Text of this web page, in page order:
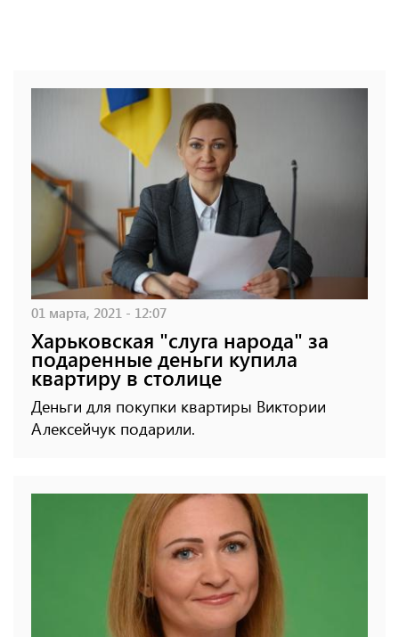
01 марта, 2021 - 12:07
Харьковская "слуга народа" за
подаренные деньги купила
квартиру в столице
Деньги для покупки квартиры Виктории
Алексейчук подарили.